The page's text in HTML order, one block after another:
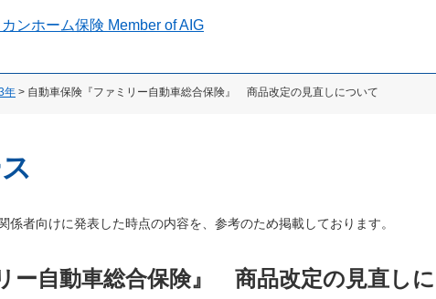
年 > 自動車保険『ファミリー自動車総合保険』 商品改定の見直しについて
係者向けに発表した時点の内容を、参考のため掲載しております。
ー自動車総合保険』 商品改定の見直しに